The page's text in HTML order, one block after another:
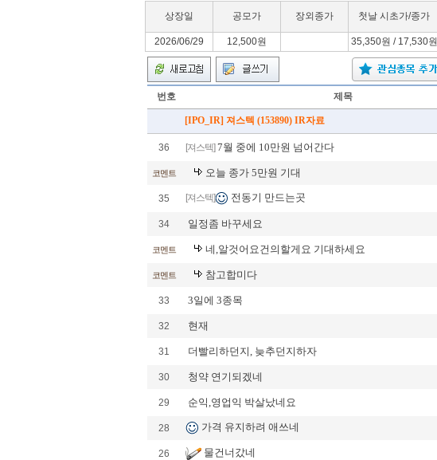
상장일
공모가 장외종가 첫날 시초가/종가
2026/06/29
12,500원 35,350원 / 17,530원
번호 제목
[IPO_IR] 져스텍 (153890) IR자료
36 [져스텍] 7월 중에 10만원 넘어간다
코멘트 오늘 종가 5만원 기대
35 [져스텍] 전동기 만드는곳
34 일정좀 바꾸세요
코멘트 네,알것어요건의할게요 기대하세요
코멘트 참고합미다
33 3일에 3종목
32 현재
31 더빨리하던지, 늦추던지하자
30 청약 연기되겠네
29 순익,영업익 박살났네요
28 가격 유지하려 애쓰네
26 물건너갔네